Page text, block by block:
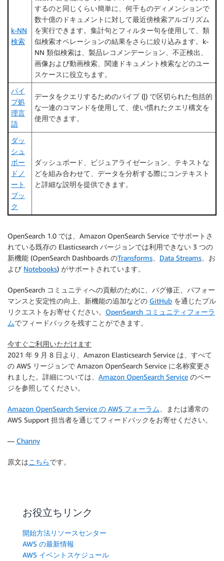
k-NN
検索
するのと同じくらい簡単に、何千ものディメンションで
数十億のドキュメントに対して最近傍検索アルゴリズム
を実行できます。集計句とフィルター句を使用して、類
似検索オペレーションの結果をさらに絞り込みます。k-
NN 類似検索は、製品レコメンデーション、不正検出、
画像および動画検索、関連ドキュメント検索などのユー
スケースに役立ちます。
パイ
プ処
理言
語
データをクエリするためのパイプ (|) で区切られた包括的
な一連のコマンドを使用して、使い慣れたクエリ構文を
使用できます。
ダッ
シュ
ボー
ドノ
ート
ブッ
ク
ダッシュボード、ビジュアライゼーション、テキストな
どを組み合わせて、データを分析する際にコンテキスト
と詳細な説明を提供できます。
OpenSearch 1.0 では、Amazon OpenSearch Service でサポートさ
れている既存の Elasticsearch バージョンでは利用できない 3 つの
新機能 (OpenSearch Dashboards のTransforms Data Streams 、お
よび Notebooks) がサポートされています。
OpenSearch コミュニティへの貢献のために、バグ修正、パフォー
マンスと安定性の向上、新機能の追加などの GitHub を通じたプル
リクエストをお寄せください。 OpenSearch コミュニティフォーラ
ムでフィードバックを残すことができます。
今すぐご利用いただけます
2021 年 9 月 8 日より、Amazon Elasticsearch Service は、すべて
の AWS リージョンで Amazon OpenSearch Service に名称変更さ
れました。詳細については、 Amazon OpenSearch Service のペー
ジを参照してください。
Amazon OpenSearch Service の AWS フォーラム 、または通常の
AWS Support 担当者を通じてフィードバックをお寄せください。
— Channy
原文はこちらです。
お役立ちリンク
開始方法リソースセンター
AWS の最新情報
AWS イベントスケジュール